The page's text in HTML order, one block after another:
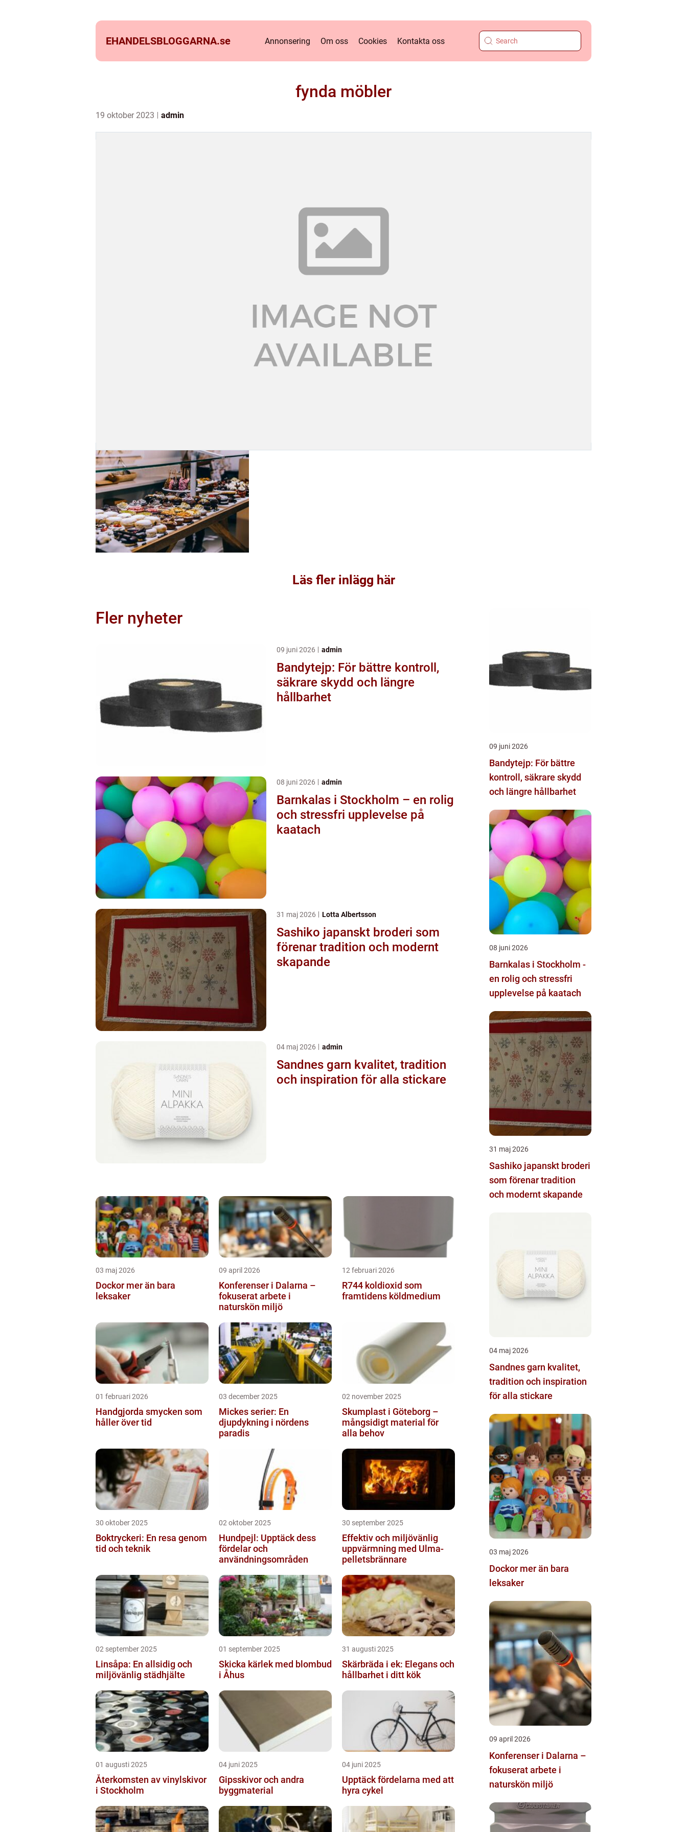
EHANDELSBLOGGARNA.se Annonsering Om oss Cookies Kontakta oss
fynda möbler
19 oktober 2023 admin
Läs fler inlägg här
Fler nyheter
09 juni 2026 admin
Bandytejp: För bättre kontroll,
säkrare skydd och längre
hållbarhet
08 juni 2026 admin
Barnkalas i Stockholm – en rolig
och stressfri upplevelse på
kaatach
31 maj 2026 Lotta Albertsson
Sashiko japanskt broderi som
förenar tradition och modernt
skapande
04 maj 2026 admin
Sandnes garn kvalitet, tradition
och inspiration för alla stickare
03 maj 2026
Dockor mer än bara
leksaker
09 april 2026
Konferenser i Dalarna –
fokuserat arbete i
naturskön miljö
12 februari 2026
R744 koldioxid som
framtidens köldmedium
01 februari 2026
Handgjorda smycken som
håller över tid
03 december 2025
Mickes serier: En
djupdykning i nördens
paradis
02 november 2025
Skumplast i Göteborg –
mångsidigt material för
alla behov
30 oktober 2025
Boktryckeri: En resa genom
tid och teknik
02 oktober 2025
Hundpejl: Upptäck dess
fördelar och
användningsområden
30 september 2025
Effektiv och miljövänlig
uppvärmning med Ulma-
pelletsbrännare
02 september 2025
Linsåpa: En allsidig och
miljövänlig städhjälte
01 september 2025
Skicka kärlek med blombud
i Åhus
31 augusti 2025
Skärbräda i ek: Elegans och
hållbarhet i ditt kök
01 augusti 2025
Återkomsten av vinylskivor
i Stockholm
04 juni 2025
Gipsskivor och andra
byggmaterial
04 juni 2025
Upptäck fördelarna med att
hyra cykel
09 juni 2026
Bandytejp: För bättre
kontroll, säkrare skydd
och längre hållbarhet
08 juni 2026
Barnkalas i Stockholm -
en rolig och stressfri
upplevelse på kaatach
31 maj 2026
Sashiko japanskt broderi
som förenar tradition
och modernt skapande
04 maj 2026
Sandnes garn kvalitet,
tradition och inspiration
för alla stickare
03 maj 2026
Dockor mer än bara
leksaker
09 april 2026
Konferenser i Dalarna –
fokuserat arbete i
naturskön miljö